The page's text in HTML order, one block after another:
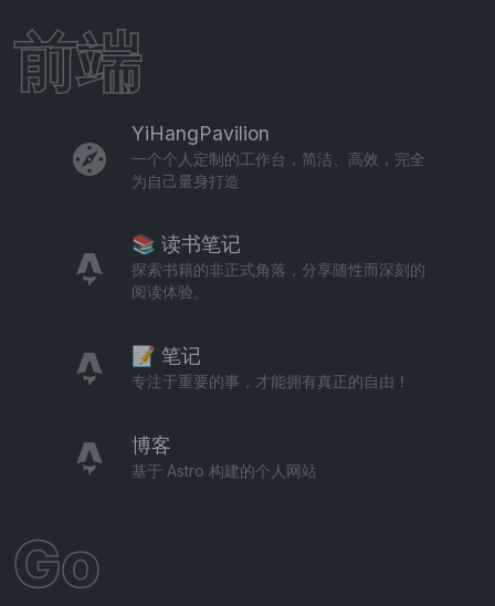
前端
YiHangPavilion
一个个人定制的工作台，简洁、高效，完全
为自己量身打造
📚 读书笔记
探索书籍的非正式角落，分享随性而深刻的
阅读体验。
📝 笔记
专注于重要的事，才能拥有真正的自由！
博客
基于 Astro 构建的个人网站
Go